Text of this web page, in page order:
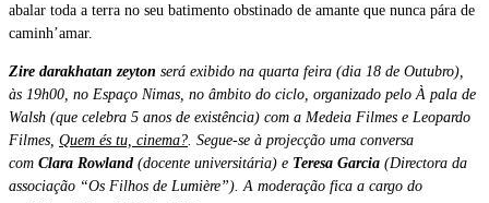
abalar toda a terra no seu batimento obstinado de amante que nunca pára de
caminh’amar.
Zire darakhatan zeyton será exibido na quarta feira (dia 18 de Outubro),
às 19h00, no Espaço Nimas, no âmbito do ciclo, organizado pelo À pala de
Walsh (que celebra 5 anos de existência) com a Medeia Filmes e Leopardo
Filmes, Quem és tu, cinema? Segue-se à projecção uma conversa
com Clara Rowland (docente universitária) e Teresa Garcia (Directora da
associação “Os Filhos de Lumière”). A moderação fica a cargo do